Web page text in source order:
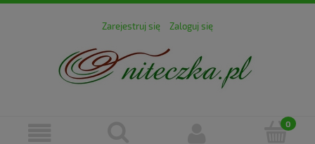
Zarejestruj się Zaloguj się